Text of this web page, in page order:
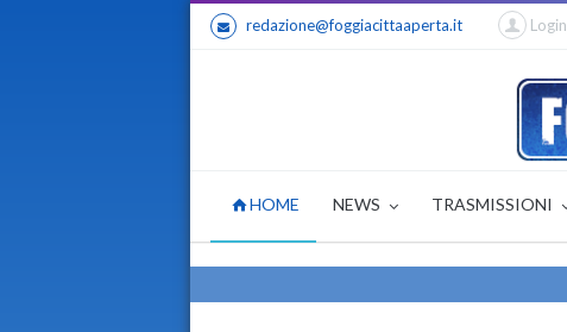
redazione@foggiacittaaperta.it Login
HOME NEWS TRASMISSIONI